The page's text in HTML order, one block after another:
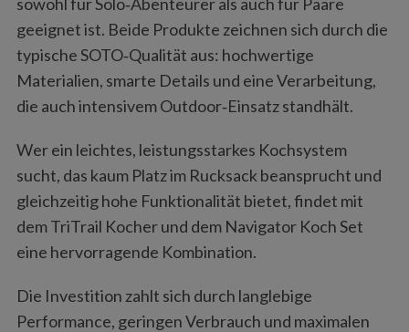
geeignet ist. Beide Produkte zeichnen sich durch die
typische SOTO‑Qualität aus: hochwertige
Materialien, smarte Details und eine Verarbeitung,
die auch intensivem Outdoor‑Einsatz standhält.
Wer ein leichtes, leistungsstarkes Kochsystem
sucht, das kaum Platz im Rucksack beansprucht und
gleichzeitig hohe Funktionalität bietet, findet mit
dem TriTrail Kocher und dem Navigator Koch Set
eine hervorragende Kombination.
Die Investition zahlt sich durch langlebige
Performance, geringen Verbrauch und maximalen